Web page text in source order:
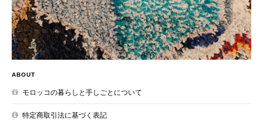
ABOUT
モロッコの暮らしと手しごとについて
特定商取引法に基づく表記